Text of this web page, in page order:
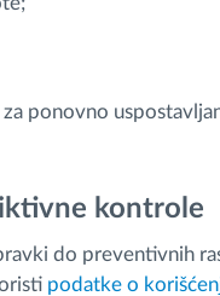
ponovno
kontrole
do preventivnih
podatke o